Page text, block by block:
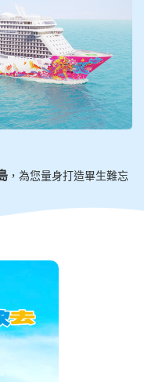
，為您量身打造畢生難忘